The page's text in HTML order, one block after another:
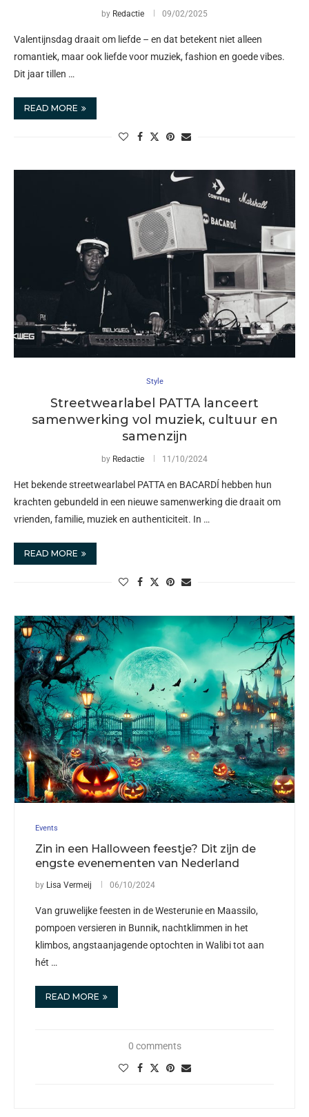
by Redactie 09/02/2025
Valentijnsdag draait om liefde – en dat betekent niet alleen
romantiek, maar ook liefde voor muziek, fashion en goede vibes.
Dit jaar tillen …
READ MORE
Style
Streetwearlabel PATTA lanceert
samenwerking vol muziek, cultuur en
samenzijn
by Redactie 11/10/2024
Het bekende streetwearlabel PATTA en BACARDÍ hebben hun
krachten gebundeld in een nieuwe samenwerking die draait om
vrienden, familie, muziek en authenticiteit. In …
READ MORE
Events
Zin in een Halloween feestje? Dit zijn de
engste evenementen van Nederland
by Lisa Vermeij 06/10/2024
Van gruwelijke feesten in de Westerunie en Maassilo,
pompoen versieren in Bunnik, nachtklimmen in het
klimbos, angstaanjagende optochten in Walibi tot aan
hét …
READ MORE
0 comments